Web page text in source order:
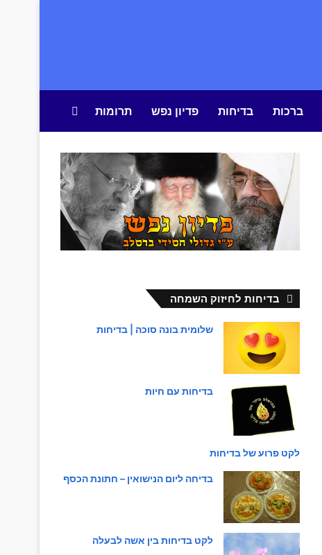
ברכות בדיחות פדיון נפש תרומות
בדיחות לחיזוק השמחה
שלומית בונה סוכה | בדיחות
בדיחות עם חיות
לקט פרוע של בדיחות
בדיחה ליום הנישואין – חתונת הכסף
לקט בדיחות בין אשה לבעלה